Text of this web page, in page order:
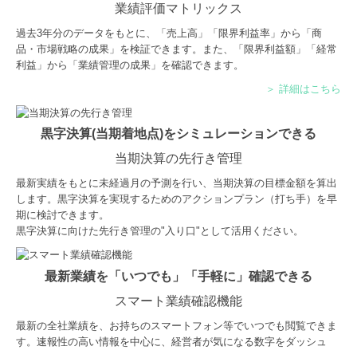
業績評価マトリックス
過去3年分のデータをもとに、「売上高」「限界利益率」から「商
品・市場戦略の成果」を検証できます。また、「限界利益額」「経常
利益」から「業績管理の成果」を確認できます。
＞ 詳細はこちら
黒字決算(当期着地点)をシミュレーションできる
当期決算の先行き管理
最新実績をもとに未経過月の予測を行い、当期決算の目標金額を算出
します。黒字決算を実現するためのアクションプラン（打ち手）を早
期に検討できます。
黒字決算に向けた先行き管理の"入り口"として活用ください。
最新業績を「いつでも」「手軽に」確認できる
スマート業績確認機能
最新の全社業績を、お持ちのスマートフォン等でいつでも閲覧できま
す。速報性の高い情報を中心に、経営者が気になる数字をダッシュ